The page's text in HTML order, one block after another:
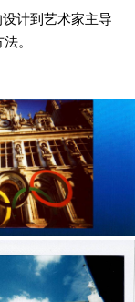
计到艺术家主导
。